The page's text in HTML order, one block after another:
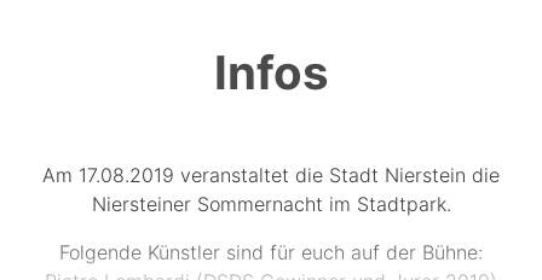
Infos
Am 17.08.2019 veranstaltet die Stadt Nierstein die
Niersteiner Sommernacht im Stadtpark.
Folgende Künstler sind für euch auf der Bühne: